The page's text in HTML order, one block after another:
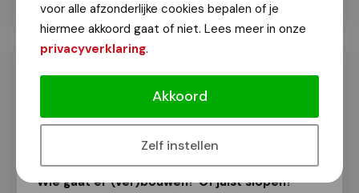
voor alle afzonderlijke cookies bepalen of je
hiermee akkoord gaat of niet. Lees meer in onze
privacyverklaring.
Akkoord
Zelf instellen
Bekendmakingen van de gemeente
Van onze redactie
Wie gaat er (ver)bouwen? Of juist slopen?